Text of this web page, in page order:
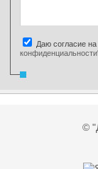
Даю согласие
©